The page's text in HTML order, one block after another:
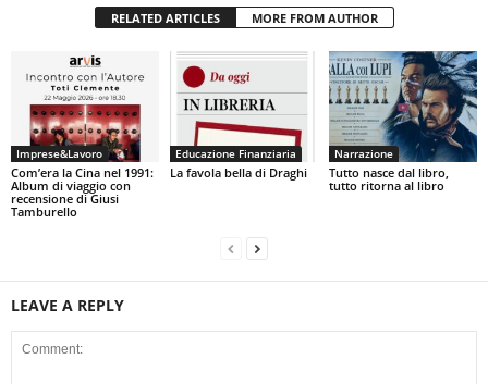
RELATED ARTICLES MORE FROM AUTHOR
Imprese&Lavoro
Com’era la Cina nel 1991:
Album di viaggio con
recensione di Giusi
Tamburello
Educazione Finanziaria
La favola bella di Draghi
Narrazione
Tutto nasce dal libro,
tutto ritorna al libro
LEAVE A REPLY